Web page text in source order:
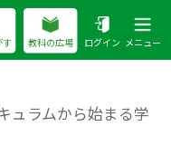
す 教科の広場 ログイン メニュー
ュラムから始まる学